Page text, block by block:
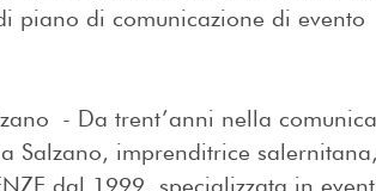
piano di comunicazione di evento
- Da trent’anni nella
Salzano, imprenditrice